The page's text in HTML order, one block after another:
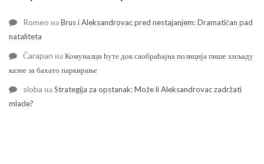
Romeo наBrus i Aleksandrovac pred nestajanjem: Dramatičan pad
nataliteta
Čarapan наКомуналци ћуте док саобраћајна полиција пише хиљаду
казне за бахато паркирање
sloba наStrategija za opstanak: Može li Aleksandrovac zadržati
mlade?